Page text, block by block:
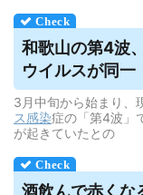
和歌山の第4波
ウイルスが同一
3月中旬から始まり、
ス感染症の「第4波」
が起きていたとの
酒飲んで赤くな